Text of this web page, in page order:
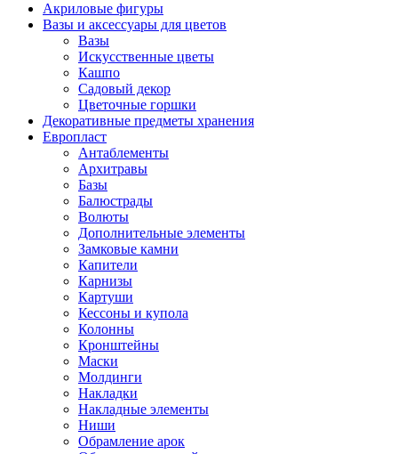
Акриловые фигуры
Вазы и аксессуары для цветов
Вазы
Искусственные цветы
Кашпо
Садовый декор
Цветочные горшки
Декоративные предметы хранения
Европласт
Антаблементы
Архитравы
Базы
Балюстрады
Волюты
Дополнительные элементы
Замковые камни
Капители
Карнизы
Картуши
Кессоны и купола
Колонны
Кронштейны
Маски
Молдинги
Накладки
Накладные элементы
Ниши
Обрамление арок